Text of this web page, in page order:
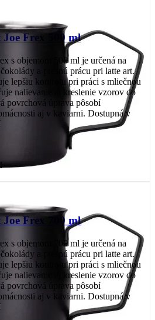
Frex 500 ml
s objemom 500 ml je určená na
a presnú prácu pri latte art.
lepšiu kontrolu pri práci s mliečnou
nalievanie aj kreslenie vzorov do
povrchová úprava pôsobí
aj v kaviarni. Dostupná v
Frex 700 ml
s objemom 700 ml je určená na
a presnú prácu pri latte art.
lepšiu kontrolu pri práci s mliečnou
nalievanie aj kreslenie vzorov do
povrchová úprava pôsobí
aj v kaviarni. Dostupná v